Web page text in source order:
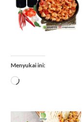
Menyukai ini:
Memuat...